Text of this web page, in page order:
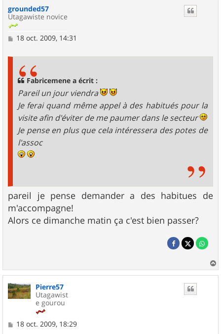
grounded57
Utagawiste novice
M18 oct. 2009, 14:31
Fabricemene a écrit :
Pareil un jour viendra
Je ferai quand même appel à des habitués pour la
visite afin d'éviter de me paumer dans le secteur
Je pense en plus que cela intéressera des potes de
l'assoc
pareil je pense demander a des habitues de
m'accompagne!
Alors ce dimanche matin ça c'est bien passer?
a
Pierre57
Utagawist
e gourou
M18 oct. 2009, 18:29